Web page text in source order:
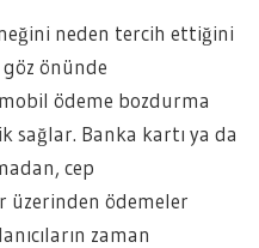
neden tercih ettiğini
önünde
ödeme bozdurma
sağlar. Banka kartı ya da
cep
üzerinden ödemeler
zaman